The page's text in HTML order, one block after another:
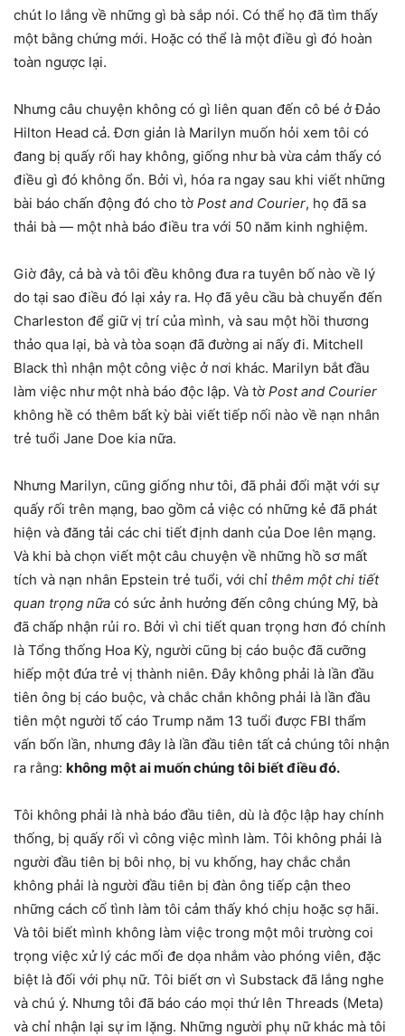
chút lo lắng về những gì bà sắp nói. Có thể họ đã tìm thấy
một bằng chứng mới. Hoặc có thể là một điều gì đó hoàn
toàn ngược lại.
Nhưng câu chuyện không có gì liên quan đến cô bé ở Đảo
Hilton Head cả. Đơn giản là Marilyn muốn hỏi xem tôi có
đang bị quấy rối hay không, giống như bà vừa cảm thấy có
điều gì đó không ổn. Bởi vì, hóa ra ngay sau khi viết những
bài báo chấn động đó cho tờ Post and Courier, họ đã sa
thải bà — một nhà báo điều tra với 50 năm kinh nghiệm.
Giờ đây, cả bà và tôi đều không đưa ra tuyên bố nào về lý
do tại sao điều đó lại xảy ra. Họ đã yêu cầu bà chuyển đến
Charleston để giữ vị trí của mình, và sau một hồi thương
thảo qua lại, bà và tòa soạn đã đường ai nấy đi. Mitchell
Black thì nhận một công việc ở nơi khác. Marilyn bắt đầu
làm việc như một nhà báo độc lập. Và tờ Post and Courier
không hề có thêm bất kỳ bài viết tiếp nối nào về nạn nhân
trẻ tuổi Jane Doe kia nữa.
Nhưng Marilyn, cũng giống như tôi, đã phải đối mặt với sự
quấy rối trên mạng, bao gồm cả việc có những kẻ đã phát
hiện và đăng tải các chi tiết định danh của Doe lên mạng.
Và khi bà chọn viết một câu chuyện về những hồ sơ mất
tích và nạn nhân Epstein trẻ tuổi, với chỉ thêm một chi tiết
quan trọng nữa có sức ảnh hưởng đến công chúng Mỹ, bà
đã chấp nhận rủi ro. Bởi vì chi tiết quan trọng hơn đó chính
là Tổng thống Hoa Kỳ, người cũng bị cáo buộc đã cưỡng
hiếp một đứa trẻ vị thành niên. Đây không phải là lần đầu
tiên ông bị cáo buộc, và chắc chắn không phải là lần đầu
tiên một người tố cáo Trump năm 13 tuổi được FBI thẩm
vấn bốn lần, nhưng đây là lần đầu tiên tất cả chúng tôi nhận
ra rằng: không một ai muốn chúng tôi biết điều đó.
Tôi không phải là nhà báo đầu tiên, dù là độc lập hay chính
thống, bị quấy rối vì công việc mình làm. Tôi không phải là
người đầu tiên bị bôi nhọ, bị vu khống, hay chắc chắn
không phải là người đầu tiên bị đàn ông tiếp cận theo
những cách cố tình làm tôi cảm thấy khó chịu hoặc sợ hãi.
Và tôi biết mình không làm việc trong một môi trường coi
trọng việc xử lý các mối đe dọa nhắm vào phóng viên, đặc
biệt là đối với phụ nữ. Tôi biết ơn vì Substack đã lắng nghe
và chú ý. Nhưng tôi đã báo cáo mọi thứ lên Threads (Meta)
và chỉ nhận lại sự im lặng. Những người phụ nữ khác mà tôi